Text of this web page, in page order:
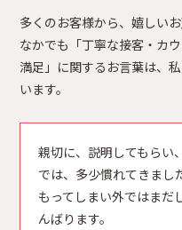
あびこ店
本店 ステモ店
多くのお客様から、嬉しい
なかでも「丁寧な接客・カ
満足」に関するお言葉は、
います。
親切に、説明してもらい
では、多少慣れてきまし
もってしまい外ではまだ
んばります。